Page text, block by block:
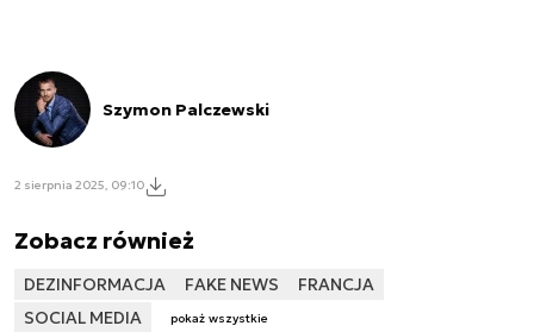
Szymon Palczewski
2 sierpnia 2025, 09:10
Zobacz również
DEZINFORMACJA FAKE NEWS
FRANCJA
SOCIAL MEDIA
pokaż wszystkie